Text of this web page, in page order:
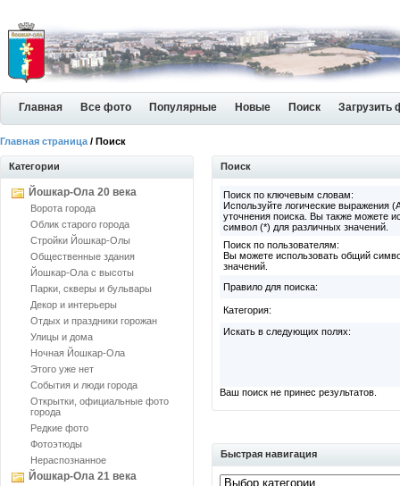
Главная Все фото Популярные Новые Поиск Загрузить
Главная страница / Поиск
Категории
Йошкар-Ола 20 века
Ворота города
Облик старого города
Стройки Йошкар-Олы
Общественные здания
Йошкар-Ола с высоты
Парки, скверы и бульвары
Декор и интерьеры
Отдых и праздники горожан
Улицы и дома
Ночная Йошкар-Ола
Этого уже нет
События и люди города
Открытки, официальные фото
города
Редкие фото
Фотоэтюды
Нераспознанное
Йошкар-Ола 21 века
Поиск
Поиск по ключевым словам:
Используйте логические выражения
уточнения поиска. Вы также можете
символ (*) для различных значений.
Поиск по пользователям:
Вы можете использовать общий
значений.
Правило для поиска:
Категория:
Искать в следующих полях:
Ваш поиск не принес результатов.
Быстрая навигация